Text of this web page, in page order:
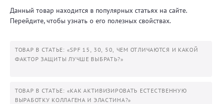
Данный товар находится в популярных статьях на сайте.
Перейдите, чтобы узнать о его полезных свойствах.
ТОВАР В СТАТЬЕ: «SPF 15, 30, 50, ЧЕМ ОТЛИЧАЮТСЯ И КАКОЙ
ФАКТОР ЗАЩИТЫ ЛУЧШЕ ВЫБРАТЬ?»
ТОВАР В СТАТЬЕ: «КАК АКТИВИЗИРОВАТЬ ЕСТЕСТВЕННУЮ
ВЫРАБОТКУ КОЛЛАГЕНА И ЭЛАСТИНА?»